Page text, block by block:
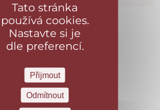
další
prací a služeb
Datového centra
datových služeb
Tato stránka
používá cookies.
Nastavte si je
dle preferencí.
Přijmout
Odmítnout